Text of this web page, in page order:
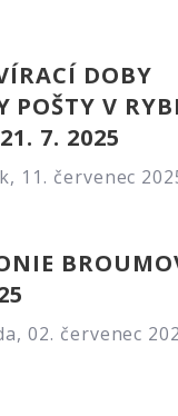
DOBY
POŠTY V
7. 2025
11. červenec
02. červenec